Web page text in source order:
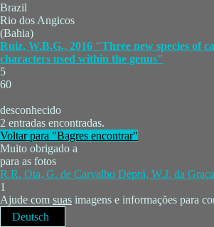
Brazil
Rio dos Angicos
(Bahia)
Ruiz, W.B.G., 2016 "Three new species of
characters used within the genus"
5
60
desconhecido
2 entradas encontradas.
Voltar para "Bagres encontrar"
Muito obrigado a
para as fotos
R.R. Ota, G. de Carvalho Deprá, W.J. da
1
Ajude com suas imagens e informações para
Deutsch